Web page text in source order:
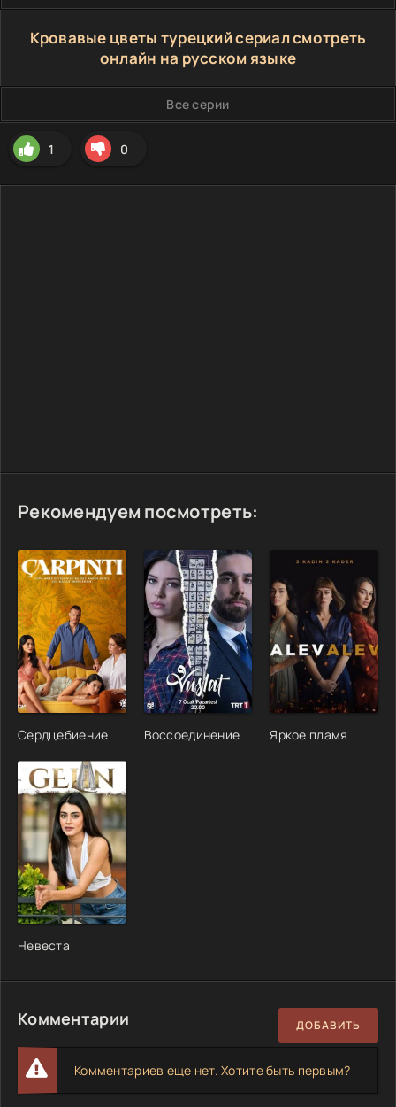
Кровавые цветы турецкий сериал смотреть
онлайн на русском языке
Все серии
1 0
Рекомендуем посмотреть:
Сердцебиение Воссоединение Яркое пламя
Невеста
Комментарии ДОБАВИТЬ
Комментариев еще нет. Хотите быть первым?